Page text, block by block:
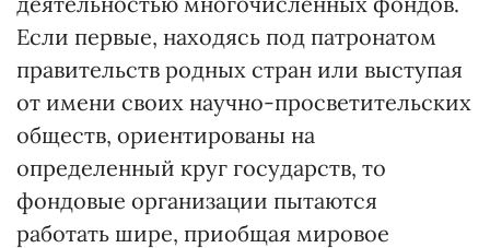
Если первые, находясь под патронатом
правительств родных стран или выступая
от имени своих научно-просветительских
обществ, ориен­тированы на
определенный круг государств, то
фондовые организации пытаются
работать шире, при­общая мировое